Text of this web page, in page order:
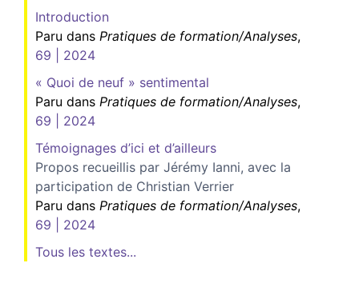
Introduction
Paru dans Pratiques de formation/Analyses,
69 | 2024
« Quoi de neuf » sentimental
Paru dans Pratiques de formation/Analyses,
69 | 2024
Témoignages d’ici et d’ailleurs
Propos recueillis par Jérémy Ianni, avec la
participation de Christian Verrier
Paru dans Pratiques de formation/Analyses,
69 | 2024
Tous les textes...